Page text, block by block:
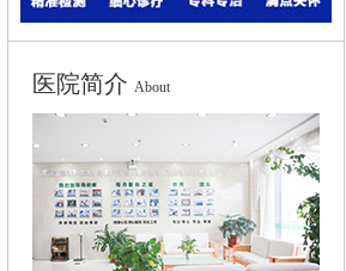
医院简介 About